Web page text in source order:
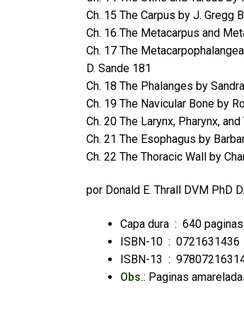
Ch. 15 The Carpus by J. Gregg
Ch. 16 The Metacarpus and
Ch. 17 The
D. Sande 181
Ch. 18 The Phalanges by
Ch. 19 The Navicular Bone by
Ch. 20 The Larynx, Pharynx,
Ch. 21 The Esophagus by
Ch. 22 The Thoracic Wall by
por Donald E. Thrall DVM PhD
Capa dura ‏ : ‎ 640 paginas
ISBN-10 ‏ : ‎ 0721631436
ISBN-13 ‏ : ‎
Obs.: Paginas